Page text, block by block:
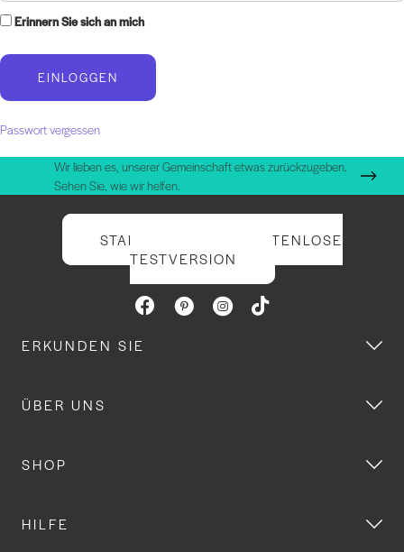
Erinnern Sie sich an mich
Passwort vergessen
Wir lieben es, unserer Gemeinschaft etwas zurückzugeben.
Sehen Sie, wie wir helfen.
STARTEN SIE IHRE KOSTENLOSE
TESTVERSION
ERKUNDEN SIE
ÜBER UNS
SHOP
HILFE